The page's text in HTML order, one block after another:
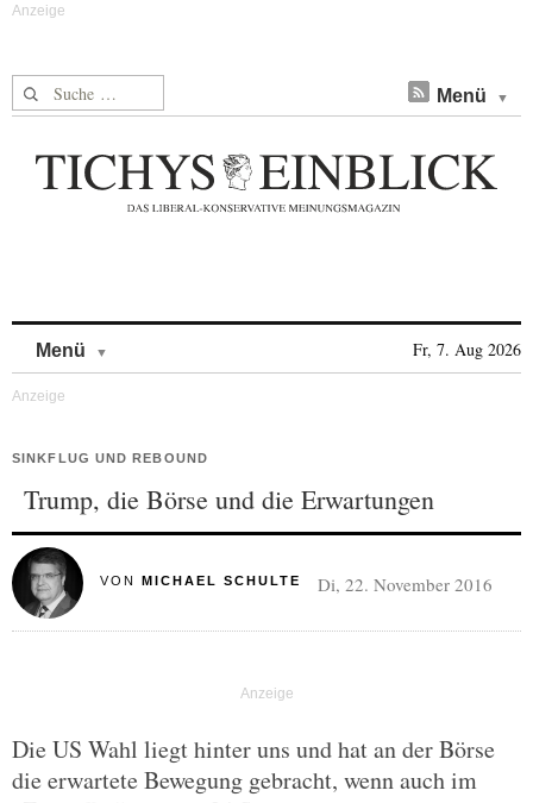
Suche nach: Menü
Menü Fr, 7. Aug 2026
SINKFLUG UND REBOUND
Trump, die Börse und die Erwartungen
VON MICHAEL SCHULTE Di, 22. November 2016
Die US Wahl liegt hinter uns und hat an der Börse
die erwartete Bewegung gebracht, wenn auch im